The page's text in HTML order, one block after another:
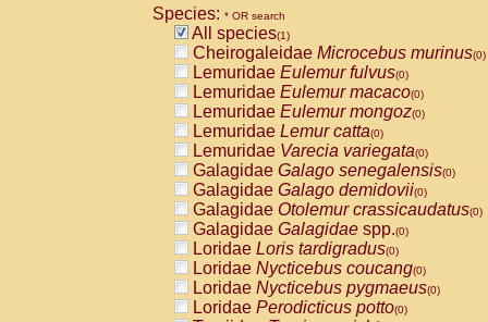
CebidaeCebus capucinus
CebidaeCebus nigrivittatus
CebidaeCebus spp.(0)
CebidaeSaimiri boliviensis(0)
CebidaeSaimiri sciureus(0)
AtelidaeAlouatta caraya(0)
AtelidaeAlouatta fusca(0)
AtelidaeAlouatta seniculus(0)
AtelidaeAlouattaspp.(0)
AtelidaeAteles belzebuth(0)
AtelidaeAteles geoffroyi(0)
AtelidaeAteles paniscus(0)
AtelidaeAtelesspp.(0)
AtelidaeLagothrix lagothricha(0)
AtelidaeLagothrix lagothricha cana
PitheciidaeCacajao calvus
Species: * OR search
All species(1)
Cheirogaleidae Microcebus murinus(0)
Lemuridae Eulemur fulvus(0)
Lemuridae Eulemur macaco(0)
Lemuridae Eulemur mongoz(0)
Lemuridae Lemur catta(0)
Lemuridae Varecia variegata(0)
Galagidae Galago senegalensis(0)
Galagidae Galago demidovii(0)
Galagidae Otolemur crassicaudatus(0)
Galagidae Galagidae spp.(0)
Loridae Loris tardigradus(0)
Loridae Nycticebus coucang(0)
Loridae Nycticebus pygmaeus(0)
Loridae Perodicticus potto(0)